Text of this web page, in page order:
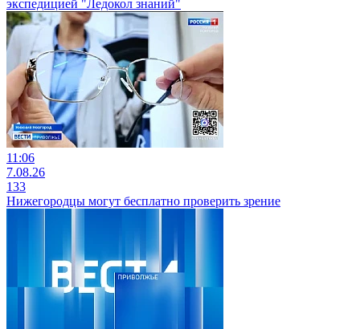
экспедицией "Ледокол знаний"
11:06
7.08.26
133
Нижегородцы могут бесплатно проверить зрение